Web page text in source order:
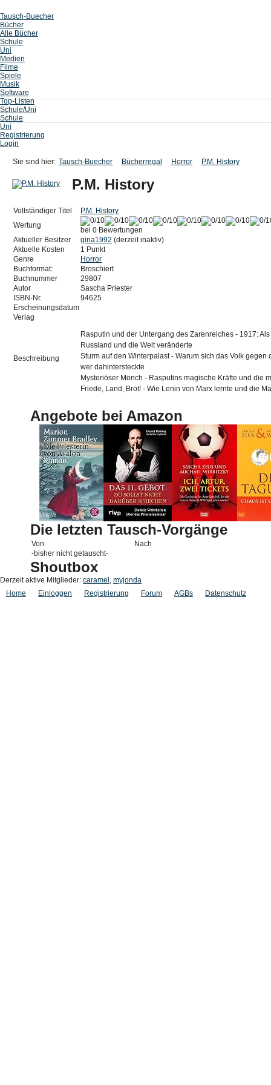
Tausch-Buecher
Bücher
Alle Bücher
Schule
Uni
Medien
Filme
Spiele
Musik
Software
Top-Listen
Schule/Uni
Schule
Uni
Registrierung
Login
Sie sind hier: Tausch-Buecher Bücherregal Horror P.M. History
P.M. History
Vollständiger Titel
P.M. History
Wertung
bei 0 Bewertungen
Aktueller Besitzer
gina1992 (derzeit inaktiv)
Aktuelle Kosten
1 Punkt
Genre
Horror
Buchformat:
Broschiert
Buchnummer
29807
Autor
Sascha Priester
ISBN-Nr.
94625
Erscheinungsdatum
Verlag
Beschreibung
Rasputin und der Untergang des Zarenreiches - 1917:
Russland und die Welt veränderte
Sturm auf den Winterpalast - Warum sich das Volk gegen
wer dahintersteckte
Mysteriöser Mönch - Rasputins magische Kräfte und die
Friede, Land, Brot! - Wie Lenin von Marx lernte und die
Angebote bei Amazon
Die letzten Tausch-Vorgänge
Von
Nach
-bisher nicht getauscht-
Shoutbox
Derzeit aktive Mitglieder: caramel , myjonda
Home
Einloggen Registrierung Forum AGBs Datenschutz